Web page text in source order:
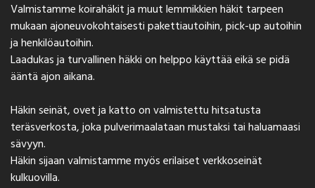
Valmistamme koirahäkit ja muut lemmikkien häkit tarpeen
mukaan ajoneuvokohtaisesti pakettiautoihin, pick-up autoihin
ja henkilöautoihin.
Laadukas ja turvallinen häkki on helppo käyttää eikä se pidä
ääntä ajon aikana.
Häkin seinät, ovet ja katto on valmistettu hitsatusta
teräsverkosta, joka pulverimaalataan mustaksi tai haluamaasi
sävyyn.
Häkin sijaan valmistamme myös erilaiset verkkoseinät
kulkuovilla.